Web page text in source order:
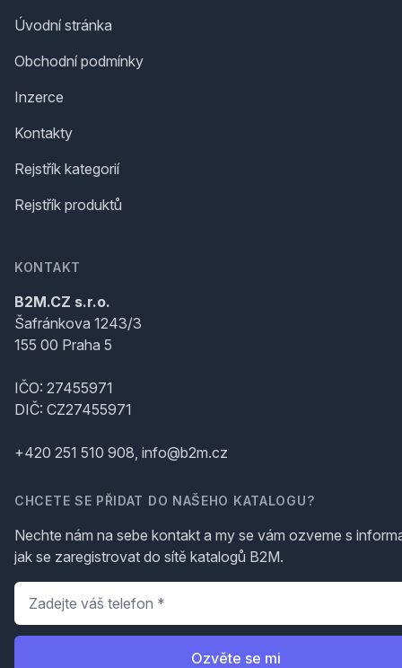
Úvodní stránka
Obchodní podmínky
Inzerce
Kontakty
Rejstřík kategorií
Rejstřík produktů
KONTAKT
B2M.CZ s.r.o.
Šafránkova 1243/3
155 00 Praha 5
IČO: 27455971
DIČ: CZ27455971
+420 251 510 908, info@b2m.cz
CHCETE SE PŘIDAT DO NAŠEHO KATALOGU?
Nechte nám na sebe kontakt a my se vám ozveme s
jak se zaregistrovat do sítě katalogů B2M.
Telefon
Ozvěte se mi